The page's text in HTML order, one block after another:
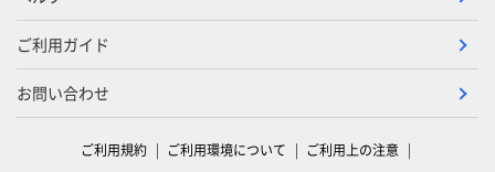
ご利用ガイド
お問い合わせ
ご利用規約 ご利用環境について ご利用上の注意